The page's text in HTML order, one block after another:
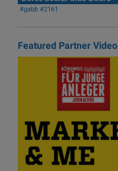
#gabb #2161
Featured Partner Video